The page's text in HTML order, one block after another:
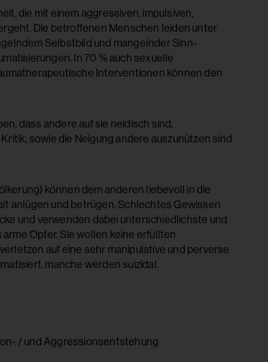
die mit einem aggressiven, impulsiven,
Die betroffenen Menschen leiden unter
Selbstbild und mangelnder Sinn-
In 70 % auch sexuelle
Interventionen können den
dass andere auf sie neidisch sind,
sowie die Neigung andere auszunützen sind
können dem anderen liebevoll in die
anlügen und betrügen. Schlechtes Gewissen
und verwenden dabei unterschiedlichste und
Opfer. Sie wollen keine erfüllten
auf eine sehr manipulative und perverse
manche werden suizidal.
/ und Aggressionsentstehung